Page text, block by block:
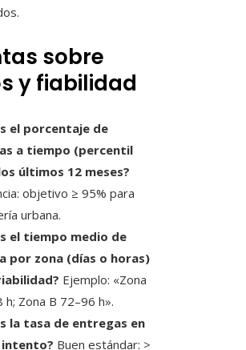
sobre
y fiabilidad
el porcentaje de
a tiempo (percentil
últimos 12 meses?
objetivo ≥ 95% para
urbana.
el tiempo medio de
por zona (días o horas)
Ejemplo: «Zona
h; Zona B 72–96 h».
la tasa de entregas en
Buen estándar: >